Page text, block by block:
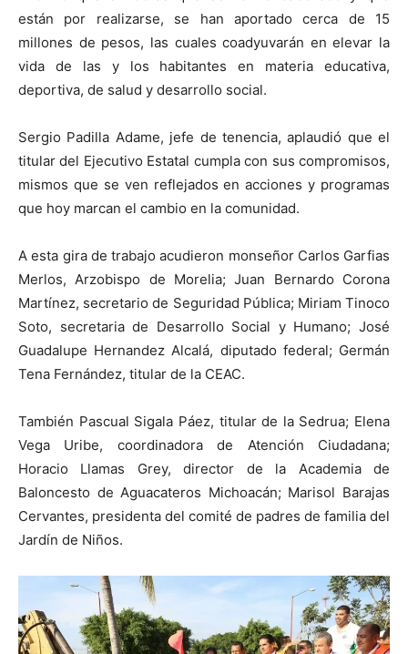
están por realizarse, se han aportado cerca de 15
millones de pesos, las cuales coadyuvarán en elevar la
vida de las y los habitantes en materia educativa,
deportiva, de salud y desarrollo social.
Sergio Padilla Adame, jefe de tenencia, aplaudió que el
titular del Ejecutivo Estatal cumpla con sus compromisos,
mismos que se ven reflejados en acciones y programas
que hoy marcan el cambio en la comunidad.
A esta gira de trabajo acudieron monseñor Carlos Garfias
Merlos, Arzobispo de Morelia; Juan Bernardo Corona
Martínez, secretario de Seguridad Pública; Miriam Tinoco
Soto, secretaria de Desarrollo Social y Humano; José
Guadalupe Hernandez Alcalá, diputado federal; Germán
Tena Fernández, titular de la CEAC.
También Pascual Sigala Páez, titular de la Sedrua; Elena
Vega Uribe, coordinadora de Atención Ciudadana;
Horacio Llamas Grey, director de la Academia de
Baloncesto de Aguacateros Michoacán; Marisol Barajas
Cervantes, presidenta del comité de padres de familia del
Jardín de Niños.